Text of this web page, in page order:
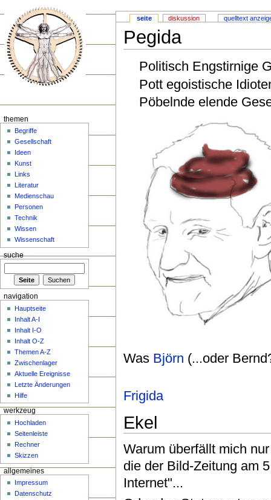
Pegida
Politisch Engstirnige
Pott egoistische
Pöbelnde elende
Was Björn (...oder
Frigida
Ekel
Warum überfällt mich
die der Bild-Zeitung am
Internet"...
seite diskussion quelltext
themen
Begriffe
Gesellschaft
Ideen
Kunst
Links
Literatur
Medienschau
Personen
Technik
Wissen
Wissenschaft
suche
navigation
Hauptseite
Inhalt A-I
Inhalt I-O
Inhalt O-Z
Themen A-Z
Zwischenlager
Aktuelle Ereignisse
Letzte Änderungen
Hilfe
werkzeug
Hochladen
Seitenleiste
Rechner
Skizzen
allgemeines
Impressum
Datenschutz